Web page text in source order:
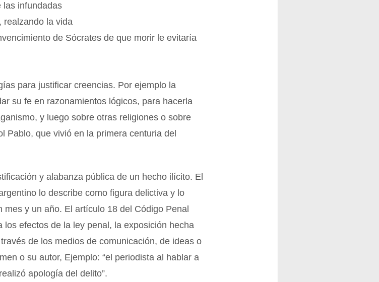
las infundadas
realzando la vida
de Sócrates de que morir le evitaría
para justificar creencias. Por ejemplo la
su fe en razonamientos lógicos, para hacerla
y luego sobre otras religiones o sobre
Pablo, que vivió en la primera centuria del
y alabanza pública de un hecho ilícito. El
lo describe como figura delictiva y lo
mes y un año. El artículo 18 del Código Penal
los efectos de la ley penal, la exposición hecha
de los medios de comunicación, de ideas o
o su autor, Ejemplo: “el periodista al hablar a
apología del delito”.